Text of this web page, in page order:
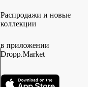
Распродажи и новые
коллекции
в приложении
Dropp.Market